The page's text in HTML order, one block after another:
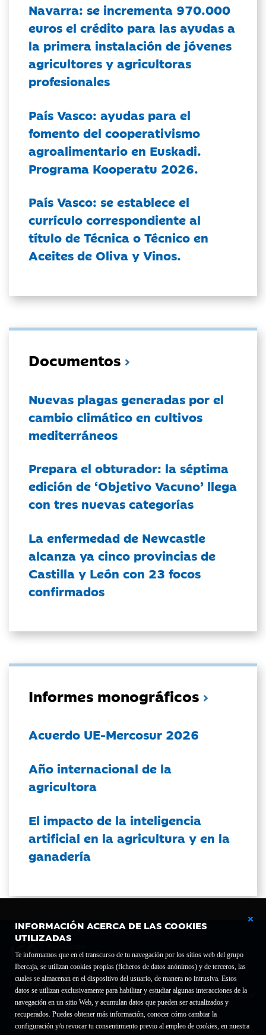
INFORMACIÓN ACERCA DE LAS COOKIES
UTILIZADAS
Te informamos que en el transcurso de tu navegación por los sitios web del grupo
Ibercaja, se utilizan cookies propias (ficheros de datos anónimos) y de terceros, las
cuales se almacenan en el dispositivo del usuario, de manera no intrusiva. Estos
datos se utilizan exclusivamente para habilitar y estudiar algunas interacciones de la
navegación en un sitio Web, y acumulan datos que pueden ser actualizados y
recuperados. Puedes obtener más información, conocer cómo cambiar la
configuración y/o revocar tu consentimiento previo al empleo de cookies, en nuestra
Navarra: se incrementa 970.000
euros el crédito para las ayudas a
la primera instalación de jóvenes
agricultores y agricultoras
profesionales
País Vasco: ayudas para el
fomento del cooperativismo
agroalimentario en Euskadi.
Programa Kooperatu 2026.
País Vasco: se establece el
currículo correspondiente al
título de Técnica o Técnico en
Aceites de Oliva y Vinos.
Documentos
Nuevas plagas generadas por el
cambio climático en cultivos
mediterráneos
Prepara el obturador: la séptima
edición de ‘Objetivo Vacuno’ llega
con tres nuevas categorías
La enfermedad de Newcastle
alcanza ya cinco provincias de
Castilla y León con 23 focos
confirmados
Informes monográficos
Acuerdo UE-Mercosur 2026
Año internacional de la
agricultora
El impacto de la inteligencia
artificial en la agricultura y en la
ganadería
Fundación Bancaria Ibercaja C.I.F. G-50000652.
Inscrita en el Registro de Fundaciones del Mº de Educación, Cultura y Deporte con el nº
1689.
Domicilio social: Joaquín Costa, 13. 50001 Zaragoza.
Contacto
Declaración de accesibilidad